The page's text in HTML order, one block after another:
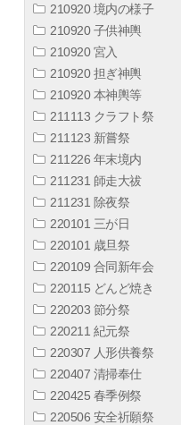
210920 境内の様子
210920 子供神輿
210920 宮入
210920 担ぎ神輿
210920 本神輿等
211113 クラフト祭
211123 新嘗祭
211226 年末境内
211231 師走大祓
211231 除夜祭
220101 三が日
220101 歳旦祭
220109 合同新年会
220115 どんど焼き
220203 節分祭
220211 紀元祭
220307 人形供養祭
220407 清掃奉仕
220425 春季例祭
220506 安全祈願祭